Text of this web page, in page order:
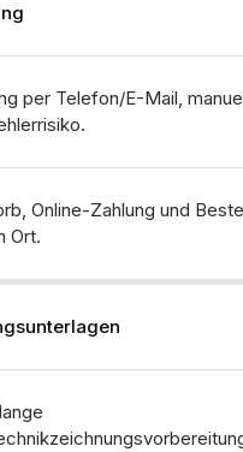
per Telefon/E-Mail,
Online-Zahlung und
Ort.